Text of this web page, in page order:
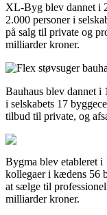
XL-Byg blev dannet i
2.000 personer i
på salg til private og
milliarder kroner.
Bauhaus blev dannet i
i selskabets 17
tilbud til private, og
Bygma blev etableret i
kollegaer i kædens 56
at sælge til
milliarder kroner.